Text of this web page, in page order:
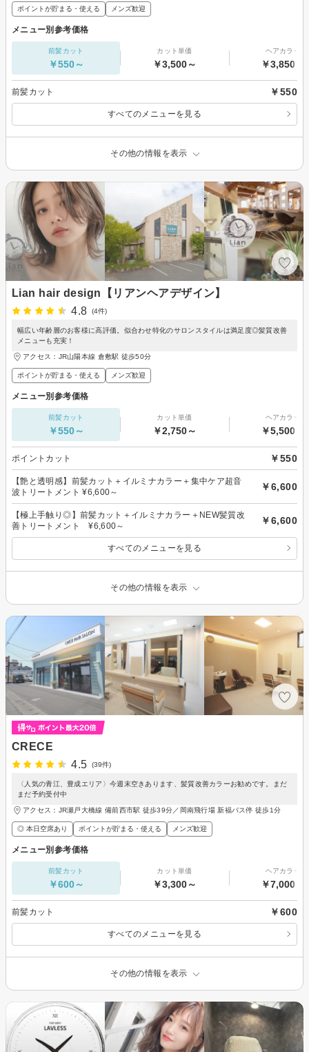
ポイントが貯まる・使える メンズ歓迎
メニュー別参考価格
前髪カット
￥550～
カット単価
￥3,500～
ヘアカラー
￥3,850～
前髪カット ￥550
すべてのメニューを見る
その他の情報を表示
Lian hair design【リアンヘアデザイン】
4.8
(4件)
幅広い年齢層のお客様に高評価。似合わせ特化のサロンスタイルは満足度◎髪質改善
メニューも充実！
アクセス：JR山陽本線 倉敷駅 徒歩50分
ポイントが貯まる・使える メンズ歓迎
メニュー別参考価格
前髪カット
￥550～
カット単価
￥2,750～
ヘアカラー
￥5,500～
ポイントカット ￥550
【艶と透明感】前髪カット＋イルミナカラー＋集中ケア超音
波トリートメント ¥6,600～
￥6,600
【極上手触り◎】前髪カット＋イルミナカラー＋NEW髪質改
善トリートメント ¥6,600～
￥6,600
すべてのメニューを見る
その他の情報を表示
CRECE
4.5
(39件)
〈人気の青江、豊成エリア〉今週末空きあります、髪質改善カラーお勧めです。まだ
まだ予約受付中
アクセス：JR瀬戸大橋線 備前西市駅 徒歩39分／岡南飛行場 新福バス停 徒歩1分
◎ 本日空席あり ポイントが貯まる・使える メンズ歓迎
メニュー別参考価格
前髪カット
￥600～
カット単価
￥3,300～
ヘアカラー
￥7,000～
前髪カット ￥600
すべてのメニューを見る
その他の情報を表示